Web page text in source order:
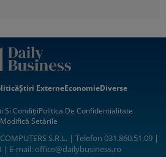
Știri ExterneEconomieDiverse
Si CondițiiPolitica De Confidentialitate
Modifică Setările
S.R.L. | Telefon 031.860.51.09 |
| E-mail:office@dailybusiness.ro